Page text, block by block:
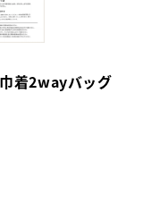
着2wayバッグ